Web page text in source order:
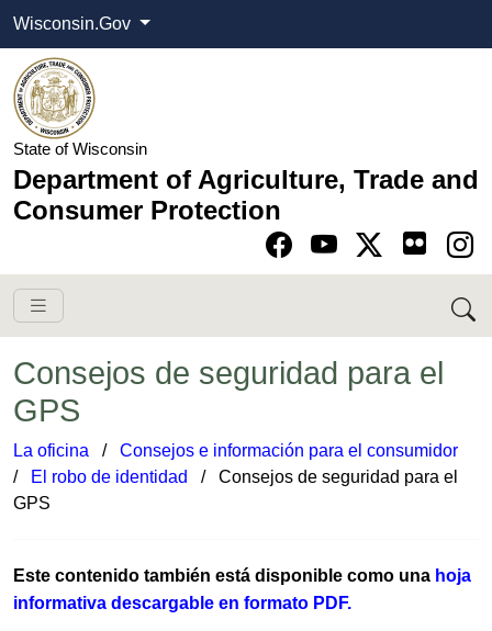
Wisconsin.Gov
State of Wisconsin
Department of Agriculture, Trade and
Consumer Protection
Go to Facebook
Go to YouTube
Go to Twitter-X
Go to Instagram
Consejos de seguridad para el
GPS
La oficina ​ / Consejos e información para el consumidor
/
El robo de identidad
​​​​ / Consejos de seguridad para el
GPS
Este contenido también está disponible como una hoja
informativa descargable en formato PDF.​